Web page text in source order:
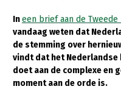
Transitiepaden
Thema’s
Gezonde planten
Gezonde dieren
Ineen brief aan de Tweede
vandaag weten dat
de stemming over
vindt dat het
doet aan de complexe en
moment aan de orde is.